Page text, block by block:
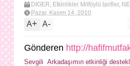
DİĞER, Etkinlikler Milföylü tarifler,
Pazar, Kasım 14, 2010
A+ A-
Gönderen http://
Sevgili Arkadaşımın etkinliği